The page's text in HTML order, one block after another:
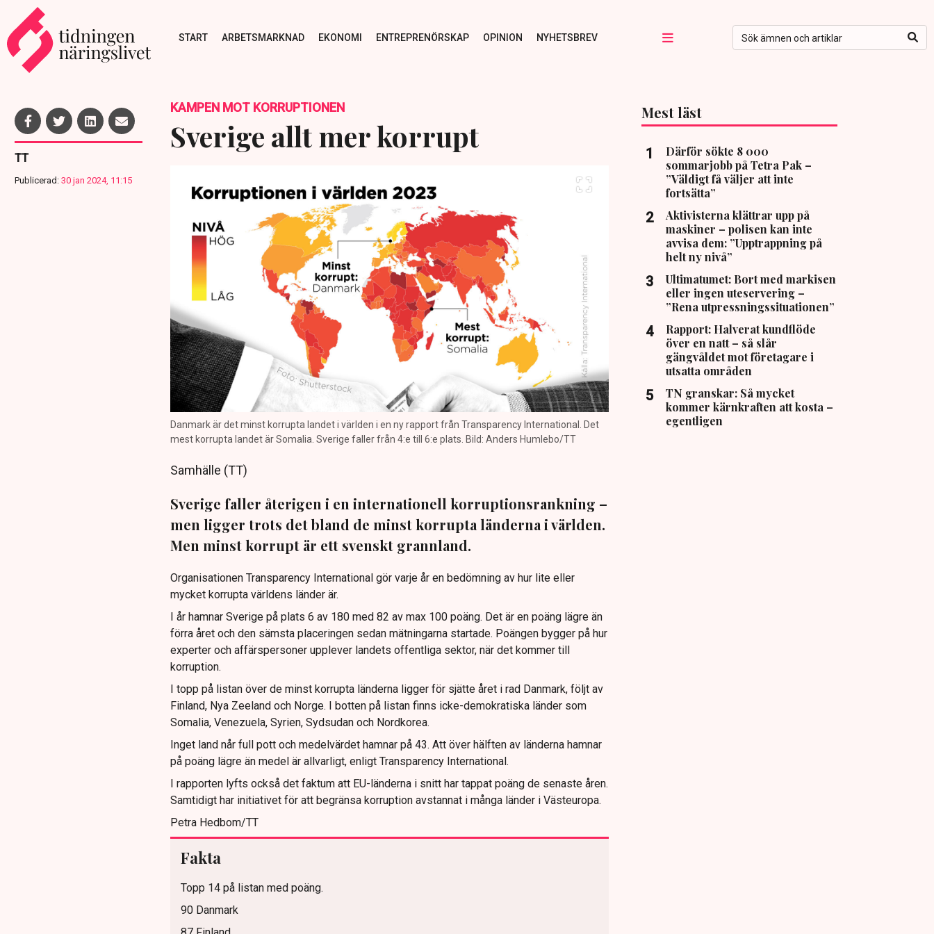
START ARBETSMARKNAD EKONOMI ENTREPRENÖRSKAP OPINION NYHETSBREV
TT
Publicerad: 30 jan 2024, 11:15
KAMPEN MOT KORRUPTIONEN
Sverige allt mer korrupt
Danmark är det minst korrupta landet i världen i en ny rapport från Transparency International. Det
mest korrupta landet är Somalia. Sverige faller från 4:e till 6:e plats. Bild: Anders Humlebo/TT
Samhälle (TT)
Sverige faller återigen i en internationell korruptionsrankning –
men ligger trots det bland de minst korrupta länderna i världen.
Men minst korrupt är ett svenskt grannland.
Organisationen Transparency International gör varje år en bedömning av hur lite eller
mycket korrupta världens länder är.
I år hamnar Sverige på plats 6 av 180 med 82 av max 100 poäng. Det är en poäng lägre än
förra året och den sämsta placeringen sedan mätningarna startade. Poängen bygger på hur
experter och affärspersoner upplever landets offentliga sektor, när det kommer till
korruption.
I topp på listan över de minst korrupta länderna ligger för sjätte året i rad Danmark, följt av
Finland, Nya Zeeland och Norge. I botten på listan finns icke-demokratiska länder som
Somalia, Venezuela, Syrien, Sydsudan och Nordkorea.
Inget land når full pott och medelvärdet hamnar på 43. Att över hälften av länderna hamnar
på poäng lägre än medel är allvarligt, enligt Transparency International.
I rapporten lyfts också det faktum att EU-länderna i snitt har tappat poäng de senaste åren.
Samtidigt har initiativet för att begränsa korruption avstannat i många länder i Västeuropa.
Petra Hedbom/TT
Fakta
Topp 14 på listan med poäng.
90 Danmark
Mest läst
Därför sökte 8 000
sommarjobb på Tetra Pak –
”Väldigt få väljer att inte
fortsätta”
Aktivisterna klättrar upp på
maskiner – polisen kan inte
avvisa dem: ”Upptrappning på
helt ny nivå”
Ultimatumet: Bort med markisen
eller ingen uteservering –
”Rena utpressningssituationen”
Rapport: Halverat kundflöde
över en natt – så slår
gängvåldet mot företagare i
utsatta områden
TN granskar: Så mycket
kommer kärnkraften att kosta –
egentligen